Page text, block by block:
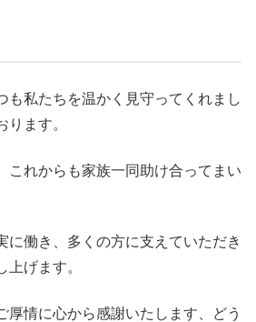
も私たちを温かく見守ってくれまし
ります。
これからも家族一同助け合ってまい
に働き、多くの方に支えていただき
上げます。
厚情に心から感謝いたします、どう